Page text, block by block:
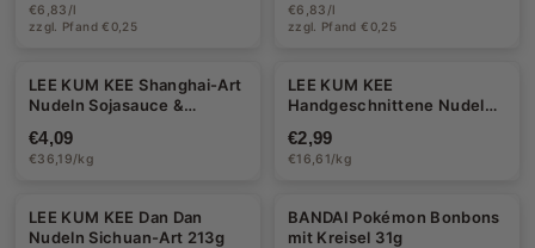
€6,83/l
zzgl. Pfand €0,25
€6,83/l
zzgl. Pfand €0,25
LEE KUM KEE Shanghai-Art
Nudeln Sojasauce &
€4,09
€36,19/kg
LEE KUM KEE
Handgeschnittene Nudeln
€2,99
€16,61/kg
LEE KUM KEE Dan Dan
Nudeln Sichuan-Art 213g
BANDAI Pokémon Bonbons
mit Kreisel 31g